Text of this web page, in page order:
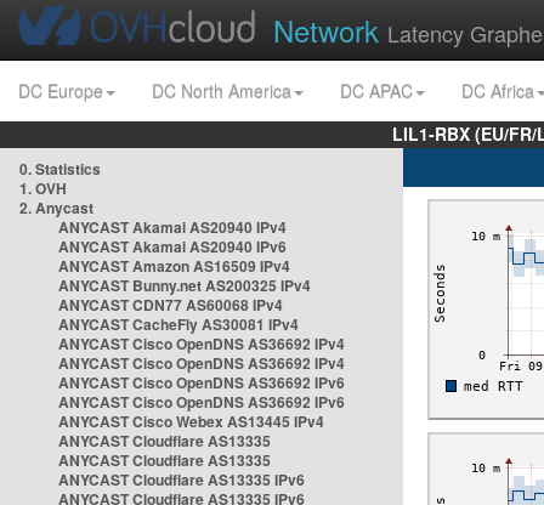
Network Latency
DC Europe DC North America DC APAC
DC Africa
LIL1-RBX (EU/
0. Statistics
1. OVH
2. Anycast
ANYCAST Akamai AS20940 IPv4
ANYCAST Akamai AS20940 IPv6
ANYCAST Amazon AS16509 IPv4
ANYCAST Bunny.net AS200325 IPv4
ANYCAST CDN77 AS60068 IPv4
ANYCAST CacheFly AS30081 IPv4
ANYCAST Cisco OpenDNS AS36692 IPv4
ANYCAST Cisco OpenDNS AS36692 IPv4
ANYCAST Cisco OpenDNS AS36692 IPv6
ANYCAST Cisco OpenDNS AS36692 IPv6
ANYCAST Cisco Webex AS13445 IPv4
ANYCAST Cloudflare AS13335
ANYCAST Cloudflare AS13335
ANYCAST Cloudflare AS13335 IPv6
ANYCAST Cloudflare AS13335 IPv6